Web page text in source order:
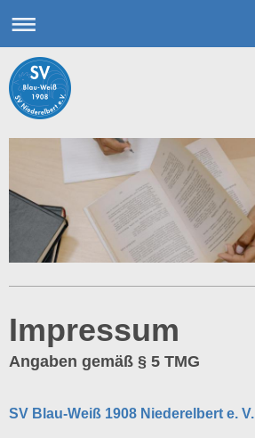
Impressum
Angaben gemäß § 5 TMG
SV Blau-Weiß 1908 Niederelbert e. V.